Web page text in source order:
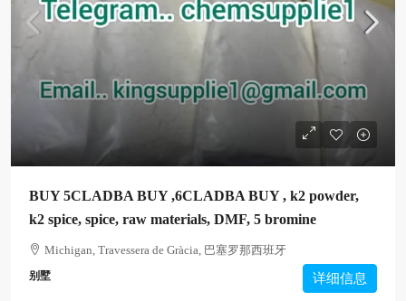
BUY 5CLADBA BUY ,6CLADBA BUY , k2 powder,
k2 spice, spice, raw materials, DMF, 5 bromine
Michigan, Travessera de Gràcia, 巴塞罗那西班牙
别墅 详细信息